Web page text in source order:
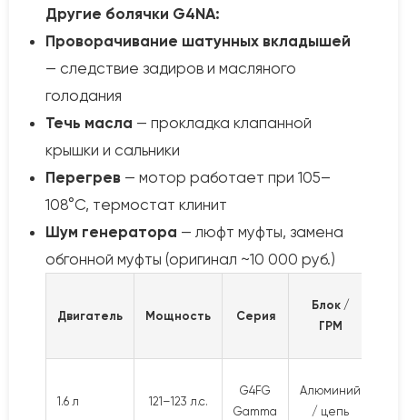
Другие болячки G4NA:
Проворачивание шатунных вкладышей
— следствие задиров и масляного
голодания
Течь масла — прокладка клапанной
крышки и сальники
Перегрев — мотор работает при 105–
108°C, термостат клинит
Шум генератора — люфт муфты, замена
обгонной муфты (оригинал ~10 000 руб.)
Двигатель Мощность Серия
Блок /
ГРМ
1.6 л 121–123 л.с.
G4FG
Gamma
Алюминий
/ цепь